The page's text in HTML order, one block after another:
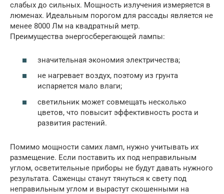
слабых до сильных. Мощность излучения измеряется в
люменах. Идеальным порогом для рассады является не
менее 8000 Лм на квадратный метр.
Преимущества энергосберегающей лампы:
значительная экономия электричества;
не нагревает воздух, поэтому из грунта
испаряется мало влаги;
светильник может совмещать несколько
цветов, что повысит эффективность роста и
развития растений.
Помимо мощности самих ламп, нужно учитывать их
размещение. Если поставить их под неправильным
углом, осветительные приборы не будут давать нужного
результата. Саженцы станут тянуться к свету под
неправильным углом и вырастут скошенными на